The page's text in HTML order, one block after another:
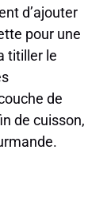
d’ajouter
pour une
titiller le
de
de cuisson,